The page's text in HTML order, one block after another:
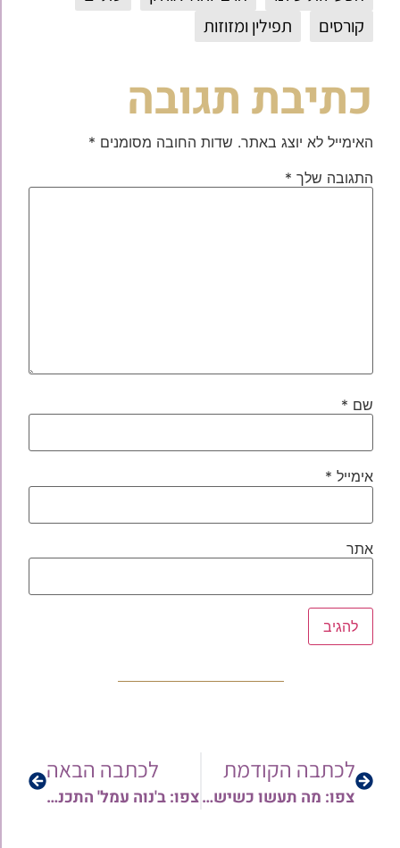
קורסים
תפילין ומזוזות
כתיבת תגובה
האימייל לא יוצג באתר. שדות החובה מסומנים *
התגובה שלך *
שם *
אימייל *
אתר
לכתבה הקודמת
צפו: מה תעשו כשיש קילוף בתפילין, איך מניחים רש"י ור"ת ביחד, ועוד | מומחי הסת"ם בסרטונים מרתקים >>>
לכתבה הבאה
צפו: ב'נוה עמל' התכנסו לעצרת חיזוק לזכרו ולע"נ של רב השכונה, הגה"צ רבי יחיאל ג'רפי זצ"ל